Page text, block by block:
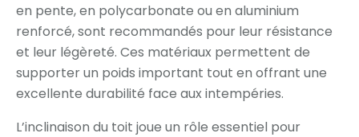
en pente, en polycarbonate ou en aluminium
renforcé, sont recommandés pour leur résistance
et leur légèreté. Ces matériaux permettent de
supporter un poids important tout en offrant une
excellente durabilité face aux intempéries.
L’inclinaison du toit joue un rôle essentiel pour